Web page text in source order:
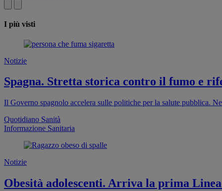
I più visti
Notizie
Spagna. Stretta storica contro il fumo e
Il Governo spagnolo accelera sulle politiche per la salute pubblica.
Quotidiano Sanità
Informazione Sanitaria
Notizie
Obesità adolescenti. Arriva la prima